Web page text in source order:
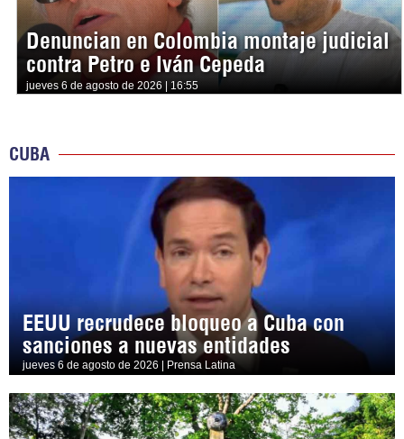
Denuncian en Colombia montaje judicial
contra Petro e Iván Cepeda
jueves 6 de agosto de 2026 | 16:55
CUBA
EEUU recrudece bloqueo a Cuba con
sanciones a nuevas entidades
jueves 6 de agosto de 2026 | Prensa Latina